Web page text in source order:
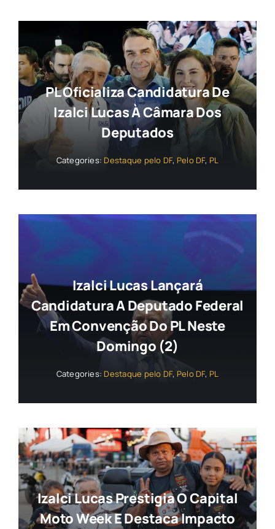
PL Oficializa Candidatura De
Izalci Lucas À Câmara Dos
Deputados
Categories: Destaque pelo DF, Pelo DF, PL
Izalci Lucas Lançará
Candidatura A Deputado Federal
Em Convenção Do PL Neste
Domingo (2)
Categories: Destaque pelo DF, Pelo DF, PL
Izalci Lucas Prestigia O Capital
Moto Week E Destaca Impacto